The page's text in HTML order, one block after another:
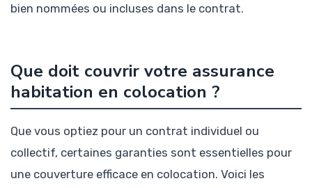
bien nommées ou incluses dans le contrat.
Que doit couvrir votre assurance
habitation en colocation ?
Que vous optiez pour un contrat individuel ou
collectif, certaines garanties sont essentielles pour
une couverture efficace en colocation. Voici les